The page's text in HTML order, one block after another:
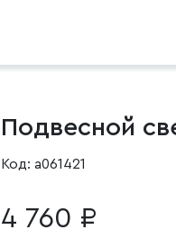
Подвесной
Код: a061421
4 760 ₽